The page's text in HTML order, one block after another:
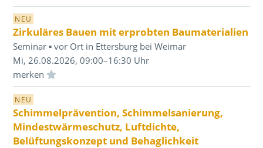
NEU
Zirkuläres Bauen mit erprobten Baumaterialien
Seminar ▪ vor Ort in Ettersburg bei Weimar
Mi, 26.08.2026, 09:00–16:30 Uhr
Einloggen und Merkliste benutzen
NEU
Schimmelprävention, Schimmelsanierung,
Mindestwärmeschutz, Luftdichte,
Belüftungskonzept und Behaglichkeit